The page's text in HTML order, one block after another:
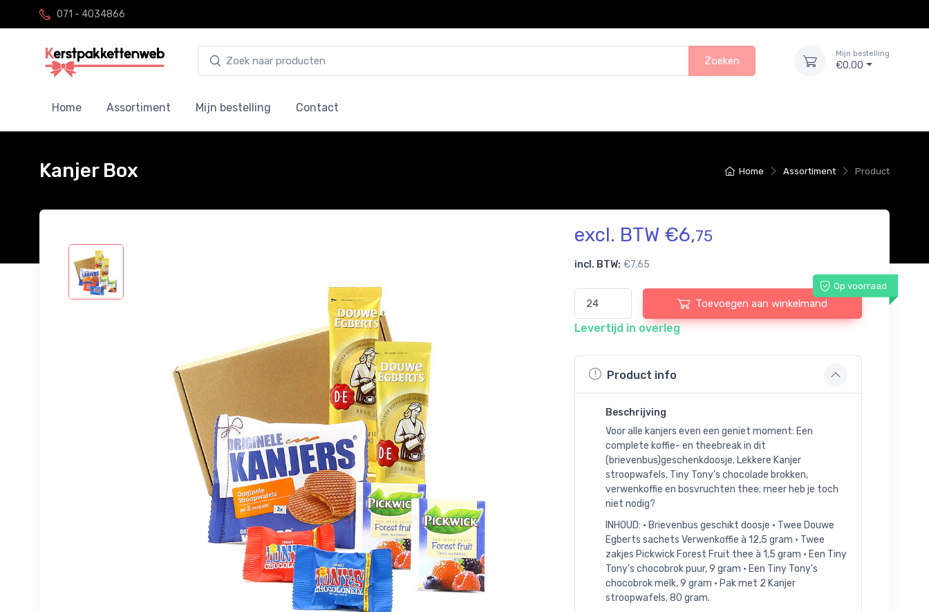
071 - 4034866
Zoeken
Mijn bestelling
€0.00
Home Assortiment Mijn bestelling Contact
Home Assortiment Product
Kanjer Box
excl. BTW €6,75
incl. BTW: €7,65
Op voorraad
Toevoegen aan winkelmand
Levertijd in overleg
Product info
Beschrijving
Voor alle kanjers even een geniet moment: Een
complete koffie- en theebreak in dit
(brievenbus)geschenkdoosje. Lekkere Kanjer
stroopwafels, Tiny Tony's chocolade brokken,
verwenkoffie en bosvruchten thee; meer heb je toch
niet nodig?
INHOUD: • Brievenbus geschikt doosje • Twee Douwe
Egberts sachets Verwenkoffie à 12,5 gram • Twee
zakjes Pickwick Forest Fruit thee à 1,5 gram • Een Tiny
Tony's chocobrok puur, 9 gram • Een Tiny Tony's
chocobrok melk, 9 gram • Pak met 2 Kanjer
stroopwafels, 80 gram.